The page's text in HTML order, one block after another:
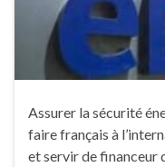
Assurer la sécurité
faire français à
et servir de financeur